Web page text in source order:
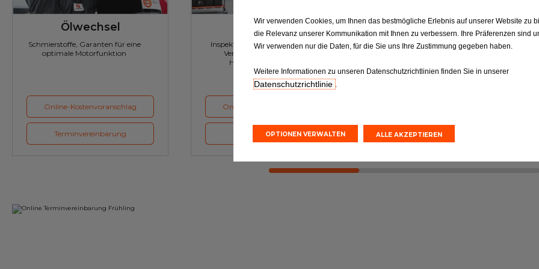
Ölwechsel
Schmierstoffe, Garanten für eine
optimale Motorfunktion
Online-Kostenvoranschlag
Terminvereinbarung
Inspektion
Inspektion und Austausch von
Verschleißteilen gemäß
Herstellervorgaben.
Online-Kostenvoranschlag
Terminvereinbarung
Reifen
Reifen: Die entscheidende
Terminvereinbarung
Wir verwenden Cookies, um Ihnen das bestmögliche Erlebnis auf unserer Website zu
die Relevanz unserer Kommunikation mit Ihnen zu verbessern. Ihre Präferenzen sind
Wir verwenden nur die Daten, für die Sie uns Ihre Zustimmung gegeben haben.
Weitere Informationen zu unseren Datenschutzrichtlinien finden Sie in unserer
Datenschutzrichtlinie .
OPTIONEN VERWALTEN ALLE AKZEPTIEREN